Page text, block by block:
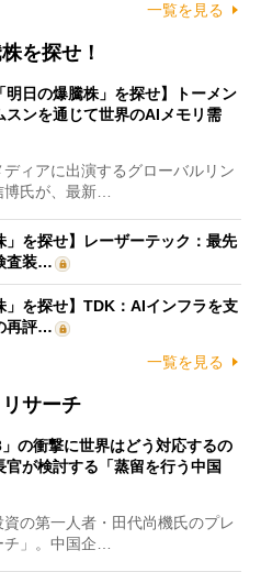
一覧を見る
を探せ！
明日の爆騰株」を探せ】トーメン
スンを通じて世界のAIメモリ需
ィアに出演するグローバルリン
氏が、最新…
」を探せ】レーザーテック：最先
査装…
」を探せ】TDK：AIインフラを支
再評…
一覧を見る
サーチ
の衝撃に世界はどう対応するの
が検討する「蒸留を行う中国
の第一人者・田代尚機氏のプレ
」。中国企…